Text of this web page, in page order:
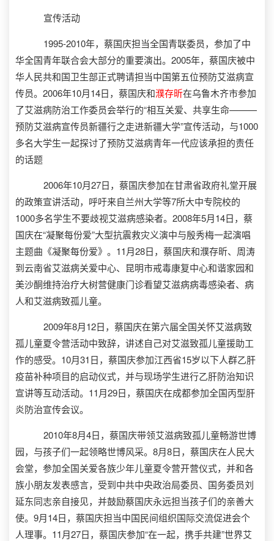
宣传活动
1995-2010年，蔡国庆担当全国青联委员，参加了中
华全国青年联合会大部分的重要演出。2005年，蔡国庆被中
华人民共和国卫生部正式聘请担当中国第五位预防艾滋病宣
传员。2006年10月14日，蔡国庆和濮存昕在乌鲁木齐市参加
了艾滋病防治工作委员会举行的“相互关爱、共享生命———
预防艾滋病宣传员新疆行之走进新疆大学”宣传活动，与1000
多名大学生一起探讨了预防艾滋病青年一代应该承担的责任
的话题
2006年10月27日，蔡国庆参加在甘肃省政府礼堂开展
的政策宣讲活动，呼吁来自兰州大学等7所大中专院校的
1000多名学生不要歧视艾滋病感染者。2008年5月14日，蔡
国庆在“凝聚每份爱”大型抗震救灾义演中与殷秀梅一起演唱
主题曲《凝聚每份爱》。11月28日，蔡国庆和濮存昕、周涛
到云南省艾滋病关爱中心、昆明市戒毒康复中心和谐家园和
美沙酮维持治疗大树营健康门诊看望艾滋病病毒感染者、病
人和艾滋病致孤儿童。
2009年8月12日，蔡国庆在第六届全国关怀艾滋病致
孤儿童夏令营活动中致辞，讲述自己对艾滋致孤儿童援助工
作的感受。10月31日，蔡国庆参加江西省15岁以下人群乙肝
疫苗补种项目的启动仪式，并与现场学生进行乙肝防治知识
宣讲等互动活动。11月29日，蔡国庆在成都参加全国丙型肝
炎防治宣传会议。
2010年8月4日，蔡国庆带领艾滋病致孤儿童畅游世博
园，与孩子们一起领略世博风采。8月8日，蔡国庆在人民大
会堂，参加全国关爱各族少年儿童夏令营开营仪式，并和各
族小朋友发表感言，受到中共中央政治局委员、国务委员刘
延东同志亲自接见，并鼓励蔡国庆永远担当孩子们的亲善大
使。9月14日，蔡国庆担当中国民间组织国际交流促进会个
人理事。11月27日，蔡国庆参加“在一起，携手共建”世界艾